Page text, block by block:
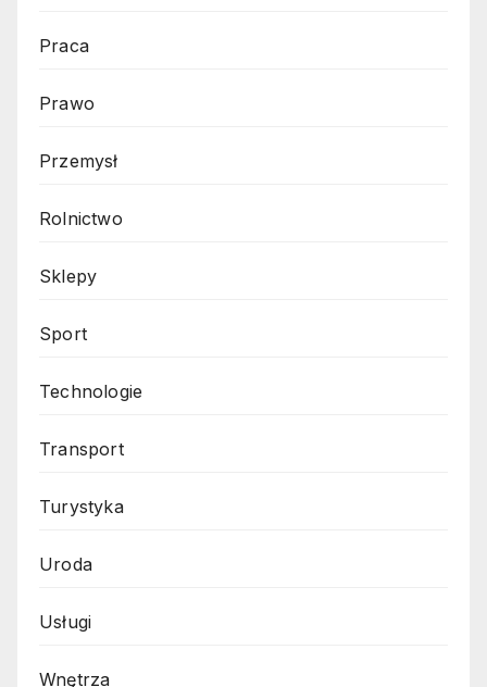
Praca
Prawo
Przemysł
Rolnictwo
Sklepy
Sport
Technologie
Transport
Turystyka
Uroda
Usługi
Wnętrza